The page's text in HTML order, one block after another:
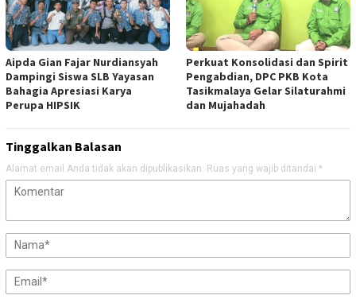
Aipda Gian Fajar Nurdiansyah
Dampingi Siswa SLB Yayasan
Bahagia Apresiasi Karya
Perupa HIPSIK
Perkuat Konsolidasi dan Spirit
Pengabdian, DPC PKB Kota
Tasikmalaya Gelar Silaturahmi
dan Mujahadah
Tinggalkan Balasan
Alamat email Anda tidak akan dipublikasikan. Ruas yang wajib ditandai *